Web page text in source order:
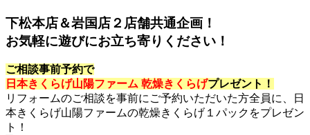
下松本店＆岩国店２店舗共通企画！
お気軽に遊びにお立ち寄りください！
ご相談事前予約で
日本きくらげ山陽ファーム 乾燥きくらげプレゼント！
リフォームのご相談を事前にご予約いただいた方全員に、日
本きくらげ山陽ファームの乾燥きくらげ１パックをプレゼン
ト！